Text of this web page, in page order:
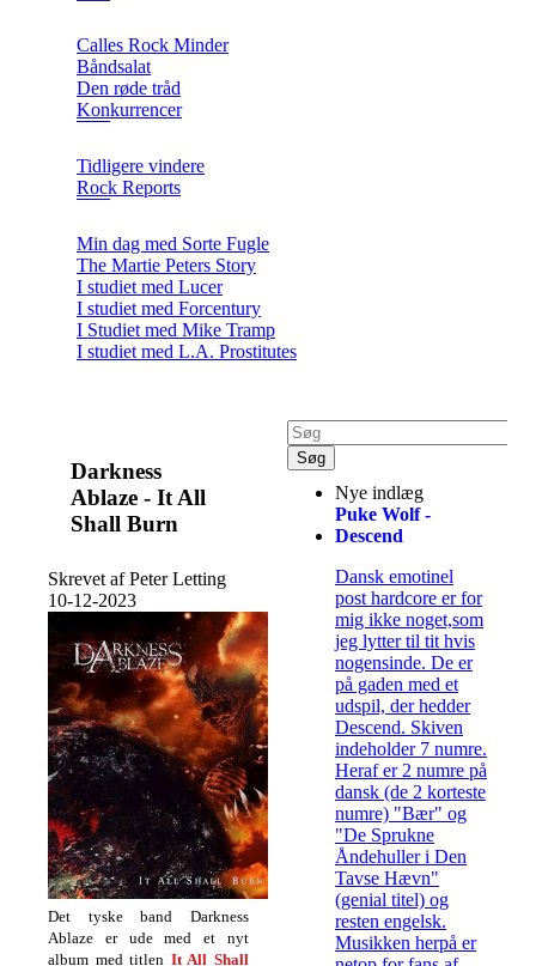
Calles Rock Minder
Båndsalat
Den røde tråd
Konkurrencer
Tidligere vindere
Rock Reports
Min dag med Sorte Fugle
The Martie Peters Story
I studiet med Lucer
I studiet med Forcentury
I Studiet med Mike Tramp
I studiet med L.A. Prostitutes
Darkness
Ablaze - It All
Shall Burn
Skrevet af Peter Letting
10-12-2023
Det tyske band Darkness
Ablaze er ude med et nyt
album med titlen It All Shall
Nye indlæg
Puke Wolf -
Descend
Dansk emotinel
post hardcore er for
mig ikke noget,som
jeg lytter til tit hvis
nogensinde. De er
på gaden med et
udspil, der hedder
Descend. Skiven
indeholder 7 numre.
Heraf er 2 numre på
dansk (de 2 korteste
numre) "Bær" og
"De Sprukne
Åndehuller i Den
Tavse Hævn"
(genial titel) og
resten engelsk.
Musikken herpå er